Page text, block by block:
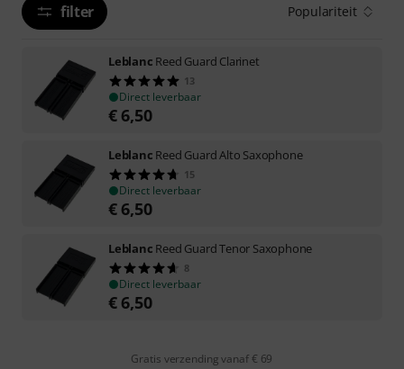
filter Populariteit
Leblanc Reed Guard Clarinet
13
Direct leverbaar
€ 6,50
Leblanc Reed Guard Alto Saxophone
15
Direct leverbaar
€ 6,50
Leblanc Reed Guard Tenor Saxophone
8
Direct leverbaar
€ 6,50
Gratis verzending vanaf € 69